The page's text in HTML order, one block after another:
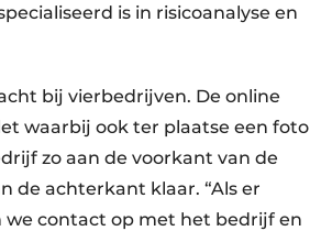
is in risicoanalyse en
bij vierbedrijven. De online
waarbij ook ter plaatse een foto
zo aan de voorkant van de
de achterkant klaar. “Als er
we contact op met het bedrijf en